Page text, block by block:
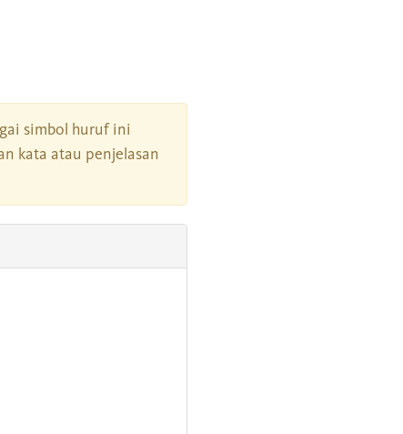
simbol huruf ini
kata atau penjelasan